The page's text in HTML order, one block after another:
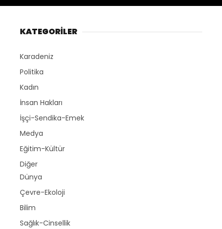
KATEGORİLER
Karadeniz
Politika
Kadın
İnsan Hakları
İşçi-Sendika-Emek
Medya
Eğitim-Kültür
Diğer
Dünya
Çevre-Ekoloji
Bilim
Sağlık-Cinsellik